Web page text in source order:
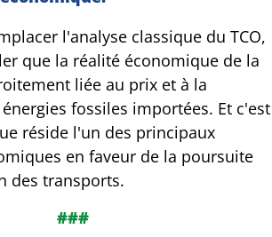
l'analyse classique du TCO,
que la réalité économique de la
liée au prix et à la
fossiles importées. Et c'est
réside l'un des principaux
en faveur de la poursuite
des transports.
###